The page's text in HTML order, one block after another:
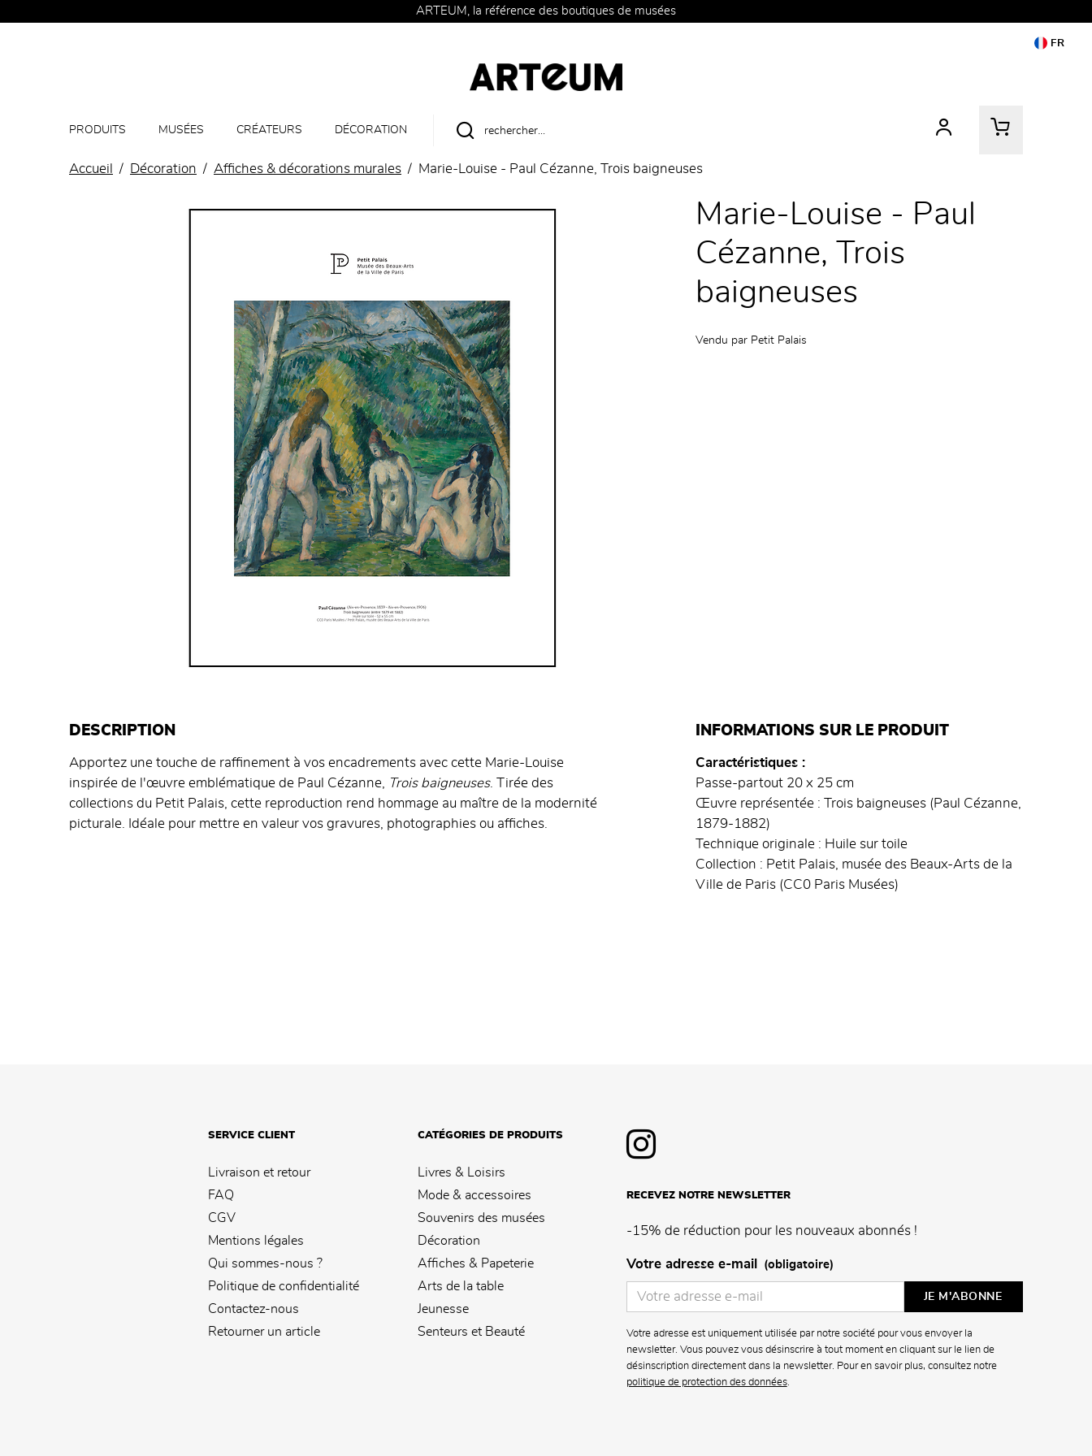
ARTEUM, la référence des boutiques de musées
FR
PRODUITS MUSÉES CRÉATEURS DÉCORATION
Accueil Décoration Affiches & décorations murales Marie-Louise - Paul Cézanne, Trois baigneuses
Marie-Louise - Paul
Cézanne, Trois
baigneuses
Vendu par Petit Palais
DESCRIPTION
Apportez une touche de raffinement à vos encadrements avec cette Marie-Louise
inspirée de l'œuvre emblématique de Paul Cézanne, Trois baigneuses. Tirée des
collections du Petit Palais, cette reproduction rend hommage au maître de la modernité
picturale. Idéale pour mettre en valeur vos gravures, photographies ou affiches.
INFORMATIONS SUR LE PRODUIT
Caractéristiques
Passe-partout 20 x 25 cm
Œuvre représentée : Trois baigneuses (Paul Cézanne,
1879-1882)
Technique originale : Huile sur toile
Collection : Petit Palais, musée des Beaux-Arts de la
Ville de Paris (CC0 Paris Musées)
SERVICE CLIENT
Livraison et retour
FAQ
CGV
Mentions légales
Qui sommes-nous ?
Politique de confidentialité
Contactez-nous
Retourner un article
CATÉGORIES DE PRODUITS
Livres & Loisirs
Mode & accessoires
Souvenirs des musées
Décoration
Affiches & Papeterie
Arts de la table
Jeunesse
Senteurs et Beauté
RECEVEZ NOTRE NEWSLETTER
-15% de réduction pour les nouveaux abonnés !
Votre adresse e-mail (obligatoire)
Votre adresse est uniquement utilisée par notre société pour vous envoyer la
newsletter. Vous pouvez vous désinscrire à tout moment en cliquant sur le lien de
désinscription directement dans la newsletter. Pour en savoir plus, consultez notre
politique de protection des données.